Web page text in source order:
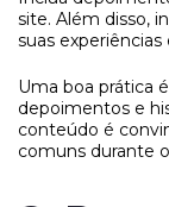
site. Além disso,
suas
Uma boa prática
depoimentos e
conteúdo é
comuns durante